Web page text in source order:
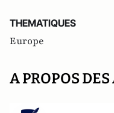
THEMATIQUES
Europe
A PROPOS